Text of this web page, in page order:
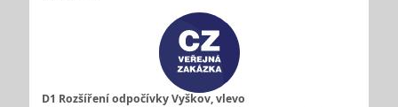
D1 Rozšíření odpočívky Vyškov, vlevo